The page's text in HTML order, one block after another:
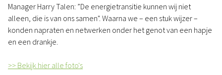
Manager Harry Talen: ”De energietransitie kunnen wij niet
alleen, die is van ons samen". Waarna we – een stuk wijzer –
konden napraten en netwerken onder het genot van een hapje
en een drankje.
>> Bekijk hier alle foto's